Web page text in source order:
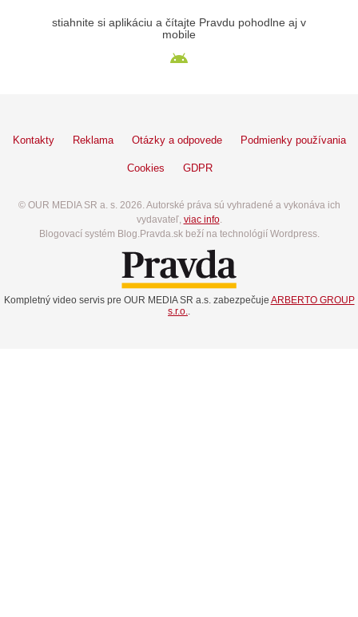
stiahnite si aplikáciu a čítajte Pravdu pohodlne aj v
mobile
Kontakty Reklama Otázky a odpovede Podmienky používania
Cookies GDPR
© OUR MEDIA SR a. s. 2026. Autorské práva sú vyhradené a vykonáva ich
vydavateľ, viac info.
Blogovací systém Blog.Pravda.sk beží na technológií Wordpress.
Kompletný video servis pre OUR MEDIA SR a.s. zabezpečuje ARBERTO GROUP
s.r.o.